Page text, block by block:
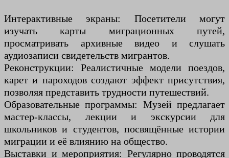
Интерактивные экраны: Посетители могут
изучать карты миграционных путей,
просматривать архивные видео и слушать
аудиозаписи свидетельств мигрантов.
Реконструкции: Реалистичные модели поездов,
карет и пароходов создают эффект присутствия,
позволяя представить трудности путешествий.
Образовательные программы: Музей предлагает
мастер-классы, лекции и экскурсии для
школьников и студентов, посвящённые истории
миграции и её влиянию на общество.
Выставки и мероприятия: Регулярно проводятся